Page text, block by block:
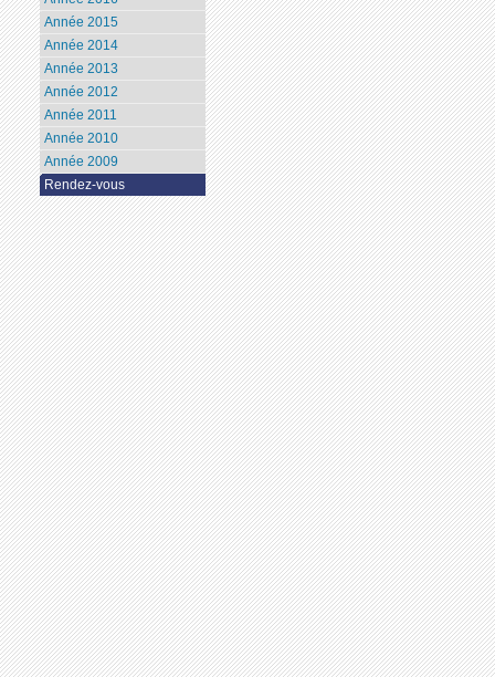
Année 2015
Année 2014
Année 2013
Année 2012
Année 2011
Année 2010
Année 2009
Rendez-vous